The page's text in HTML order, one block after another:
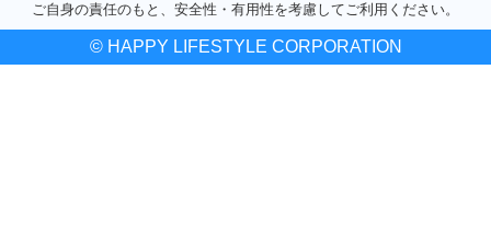
ご自身の責任のもと、安全性・有用性を考慮してご利用ください。
© HAPPY LIFESTYLE CORPORATION